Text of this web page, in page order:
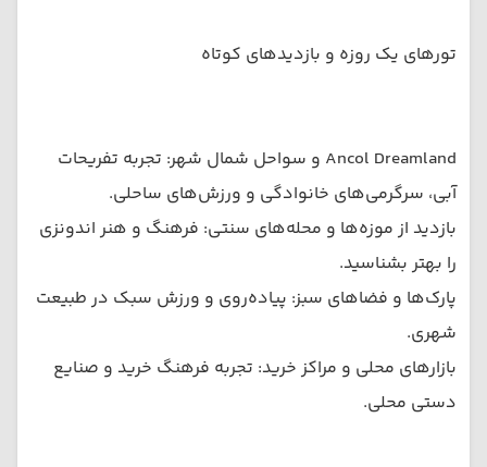
تورهای یک روزه و بازدیدهای کوتاه
Ancol Dreamland و سواحل شمال شهر: تجربه تفریحات
آبی، سرگرمی‌های خانوادگی و ورزش‌های ساحلی.
بازدید از موزه‌ها و محله‌های سنتی: فرهنگ و هنر اندونزی
را بهتر بشناسید.
پارک‌ها و فضاهای سبز: پیاده‌روی و ورزش سبک در طبیعت
شهری.
بازارهای محلی و مراکز خرید: تجربه فرهنگ خرید و صنایع
دستی محلی.